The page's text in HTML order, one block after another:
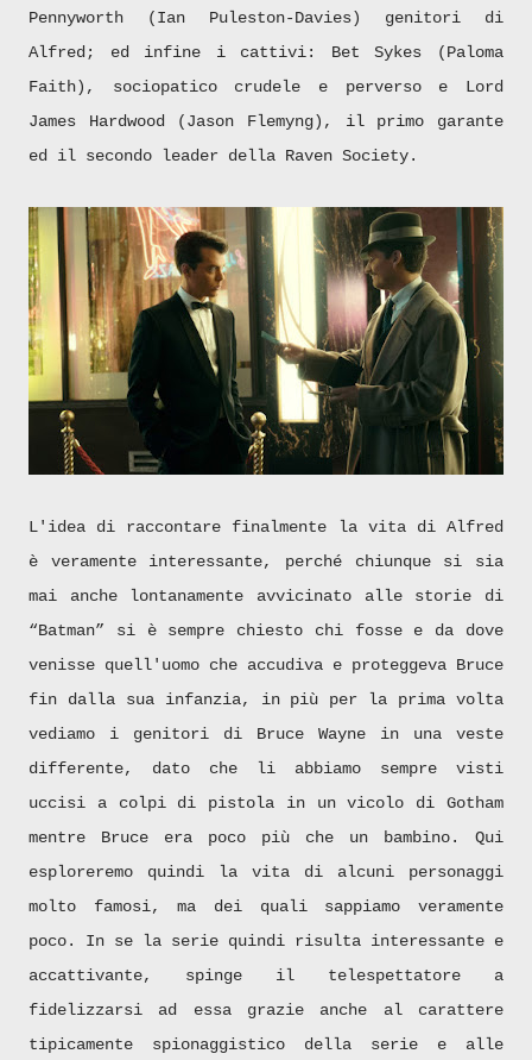
Pennyworth (Ian Puleston-Davies) genitori di
Alfred; ed infine i cattivi: Bet Sykes (Paloma
Faith), sociopatico crudele e perverso e Lord
James Hardwood (Jason Flemyng), il primo garante
ed il secondo leader della Raven Society.
L'idea di raccontare finalmente la vita di Alfred
è veramente interessante, perché chiunque si sia
mai anche lontanamente avvicinato alle storie di
“Batman” si è sempre chiesto chi fosse e da dove
venisse quell'uomo che accudiva e proteggeva Bruce
fin dalla sua infanzia, in più per la prima volta
vediamo i genitori di Bruce Wayne in una veste
differente, dato che li abbiamo sempre visti
uccisi a colpi di pistola in un vicolo di Gotham
mentre Bruce era poco più che un bambino. Qui
esploreremo quindi la vita di alcuni personaggi
molto famosi, ma dei quali sappiamo veramente
poco. In se la serie quindi risulta interessante e
accattivante, spinge il telespettatore a
fidelizzarsi ad essa grazie anche al carattere
tipicamente spionaggistico della serie e alle